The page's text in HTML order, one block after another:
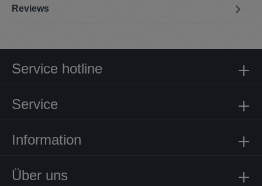
Reviews
Über uns
Service hotline
Service
Information